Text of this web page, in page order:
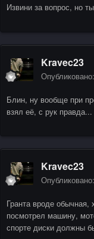
Извини за вопрос, но
Kravec23
Опубликовано:
Блин, ну вообще при
взял её, с рук
Kravec23
Опубликовано:
Гранта вроде обычная,
посмотрел машину,
спорте диски должны